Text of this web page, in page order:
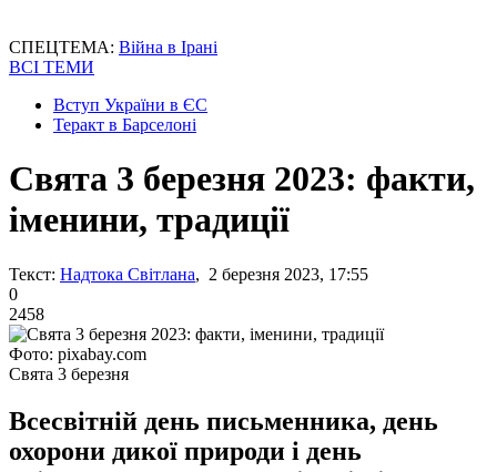
СПЕЦТЕМА: Війна в Ірані
ВСІ ТЕМИ
Вступ України в ЄС
Теракт в Барселоні
Свята 3 березня 2023: факти,
іменини, традиції
Текст: Надтока Світлана, 2 березня 2023, 17:55
0
2458
Фото: pixabay.com
Свята 3 березня
Всесвітній день письменника, день
охорони дикої природи і день